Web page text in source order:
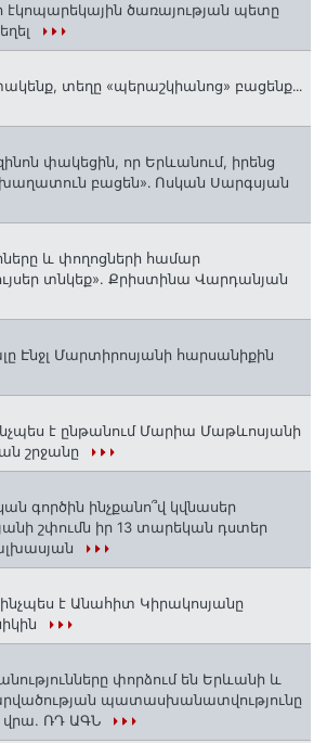
ծառայության պետը
տեղը «պերաշկիանոց» բացենք․․․
փակեցին, որ Երևանում, իրենց
խաղատուն բացեն»․ Ոսկան Սարգսյան
և փողոցների համար
տնկեք». Քրիստինա Վարդանյան
Էնջլ Մարտիրոսյանի հարսանիքին
է ընթանում Մարիա Մաթևոսյանի
շրջանը
գործին ինչքանո՞վ կվնասեր
շփումն իր 13 տարեկան դստեր
է Անահիտ Կիրակոսյանը
փորձում են Երևանի և
պատասխանատվությունը
վրա. ՌԴ ԱԳՆ